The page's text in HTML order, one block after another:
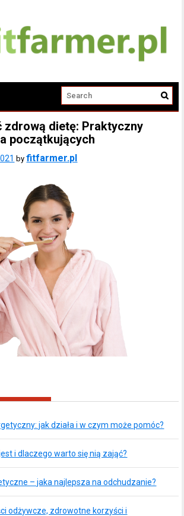
zdrową dietę: Praktyczny
początkujących
byfitfarmer.pl
jak działa i w czym może pomóc?
i dlaczego warto się nią zająć?
– jaka najlepsza na odchudzanie?
odżywcze, zdrowotne korzyści i